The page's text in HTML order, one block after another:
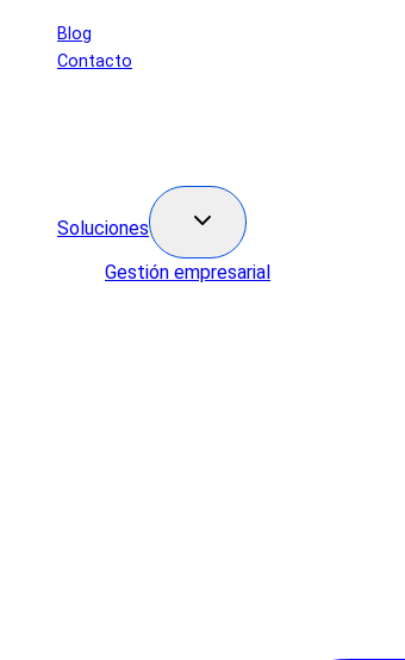
SaltarBlog
Contacto
Soluciones
Gestión empresarial